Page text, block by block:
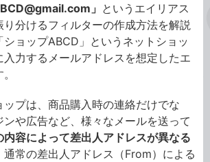
」 というエイリアス
分けるフィルターの作成方法を解説
ショップABCD」というネットショッ
入力するメールアドレスを想定したエ
プは、商品購入時の連絡だけでな
ンや広告など、様々なメールを送って
内容によって差出人アドレスが異なる
通常の差出人アドレス（From）による